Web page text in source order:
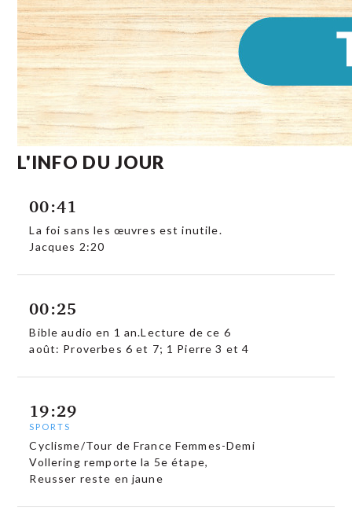
L'INFO DU JOUR
00:41
La foi sans les œuvres est inutile.
Jacques 2:20
00:25
Bible audio en 1 an.Lecture de ce 6
août: Proverbes 6 et 7; 1 Pierre 3 et 4
19:29
SPORTS
Cyclisme/Tour de France Femmes-Demi
Vollering remporte la 5e étape,
Reusser reste en jaune